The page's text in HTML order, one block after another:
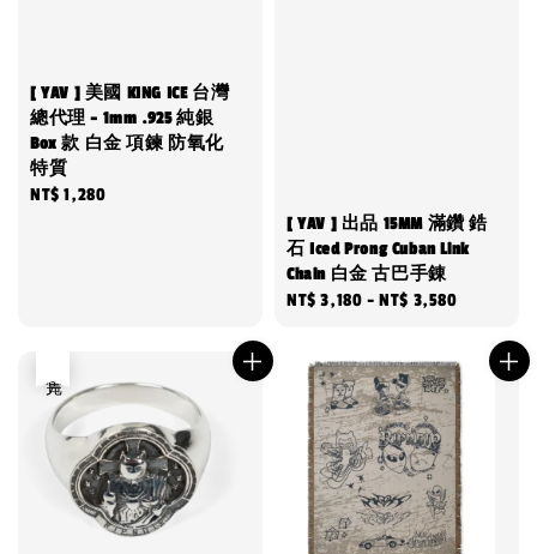
[ YAV ] 美國 KING ICE 台灣
總代理 - 1mm .925 純銀
Box 款 白金 項鍊 防氧化
特質
Regular
NT$ 1,280
[ YAV ] 出品 15MM 滿鑽 鋯
石 Iced Prong Cuban Link
Chain 白金 古巴手錬
Regular
NT$ 3,180 -NT$ 3,580